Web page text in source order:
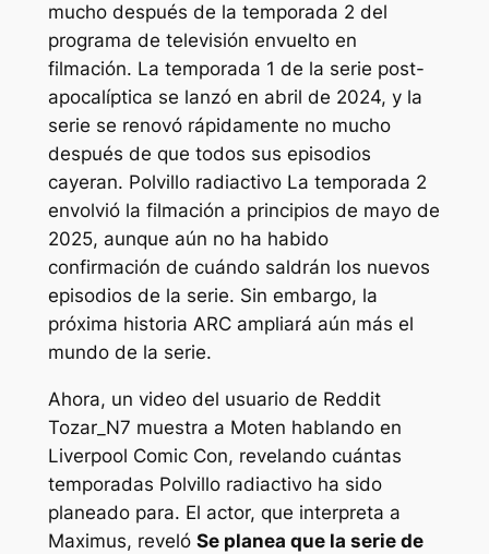
mucho después de la temporada 2 del
programa de televisión envuelto en
filmación. La temporada 1 de la serie post-
apocalíptica se lanzó en abril de 2024, y la
serie se renovó rápidamente no mucho
después de que todos sus episodios
cayeran. Polvillo radiactivo La temporada 2
envolvió la filmación a principios de mayo de
2025, aunque aún no ha habido
confirmación de cuándo saldrán los nuevos
episodios de la serie. Sin embargo, la
próxima historia ARC ampliará aún más el
mundo de la serie.
Ahora, un video del usuario de Reddit
Tozar_N7 muestra a Moten hablando en
Liverpool Comic Con, revelando cuántas
temporadas Polvillo radiactivo ha sido
planeado para. El actor, que interpreta a
Maximus, reveló Se planea que la serie de